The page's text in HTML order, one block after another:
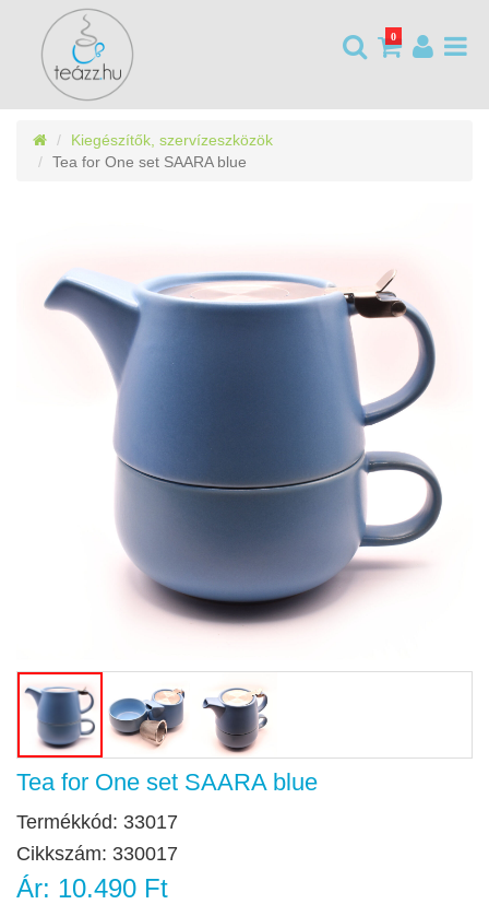
0
Kiegészítők, szervízeszközök
Tea for One set SAARA blue
Tea for One set SAARA blue
Termékkód: 33017
Cikkszám: 330017
Ár: 10.490 Ft